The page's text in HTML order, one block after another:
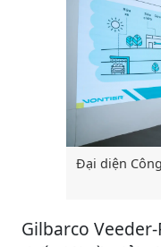
Đại diện
Gilbarco